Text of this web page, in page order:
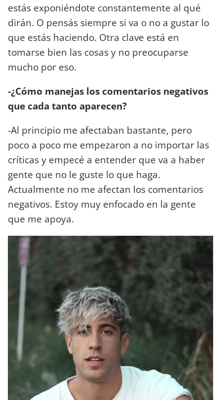
estás exponiéndote constantemente al qué
dirán. O pensás siempre si va o no a gustar lo
que estás haciendo. Otra clave está en
tomarse bien las cosas y no preocuparse
mucho por eso.
-¿Cómo manejas los comentarios negativos
que cada tanto aparecen?
-Al principio me afectaban bastante, pero
poco a poco me empezaron a no importar las
críticas y empecé a entender que va a haber
gente que no le guste lo que haga.
Actualmente no me afectan los comentarios
negativos. Estoy muy enfocado en la gente
que me apoya.